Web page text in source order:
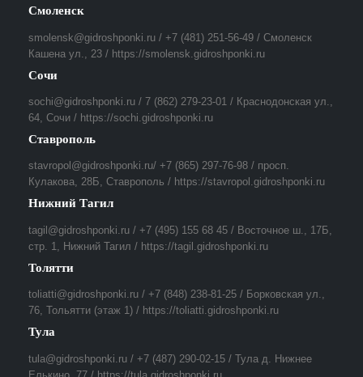
Смоленск
smolensk@gidroshponki.ru / +7 (481) 251-56-49 / Смоленск
Кашена ул., 23 / https://smolensk.gidroshponki.ru
Сочи
sochi@gidroshponki.ru / 7 (862) 279-23-01 / Краснодонская ул.,
64, Сочи / https://sochi.gidroshponki.ru
Ставрополь
stavropol@gidroshponki.ru/ +7 (865) 297-76-98 / просп.
Кулакова, 28Б, Ставрополь / https://stavropol.gidroshponki.ru
Нижний Тагил
tagil@gidroshponki.ru / +7 (495) 155 68 45 / Восточное ш., 17Б,
стр. 1, Нижний Тагил / https://tagil.gidroshponki.ru
Толятти
toliatti@gidroshponki.ru / +7 (848) 238-81-25 / Борковская ул.,
76, Тольятти (этаж 1) / https://toliatti.gidroshponki.ru
Тула
tula@gidroshponki.ru / +7 (487) 290-02-15 / Тула д. Нижнее